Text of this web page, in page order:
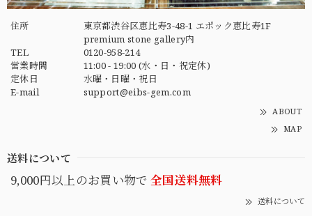
住所
東京都渋谷区恵比寿3-48-1 エポック恵比寿1F
premium stone gallery内
TEL
0120-958-214
営業時間
11:00 - 19:00 (水・日・祝定休)
定休日
水曜・日曜・祝日
E-mail
support@eibs-gem.com
ABOUT
MAP
送料について
9,000円以上のお買い物で 全国送料無料
送料について